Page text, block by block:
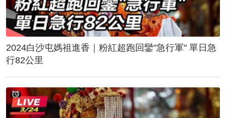
2024白沙屯媽祖進香｜粉紅超跑回鑾"急行軍" 單日急
行82公里